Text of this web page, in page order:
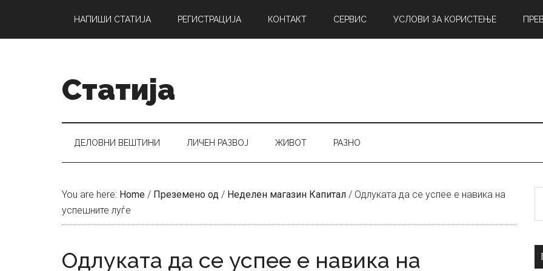
main
secondary
primary
НАПИШИ СТАТИЈА РЕГИСТРАЦИЈА КОНТАКТ СЕРВИС УСЛОВИ ЗА КОРИСТЕЊЕ
Статија
ДЕЛОВНИ ВЕШТИНИ ЛИЧЕН РАЗВОЈ ЖИВОТ РАЗНО
You are here: Home / Преземено од / Неделен магазин Капитал / Одлуката да се успее е навика на
успешните луѓе
Одлуката да се успее е навика на